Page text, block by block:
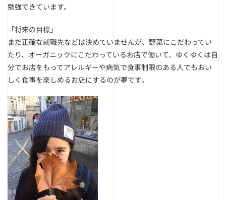
勉強できています。
「将来の目標」
まだ正確な就職先などは決めていませんが、野菜にこだわってい
たり、オーガニックにこだわっているお店で働いて、ゆくゆくは自
分でお店をもってアレルギーや病気で食事制限のある人でもおい
しく食事を楽しめるお店にするのが夢です。